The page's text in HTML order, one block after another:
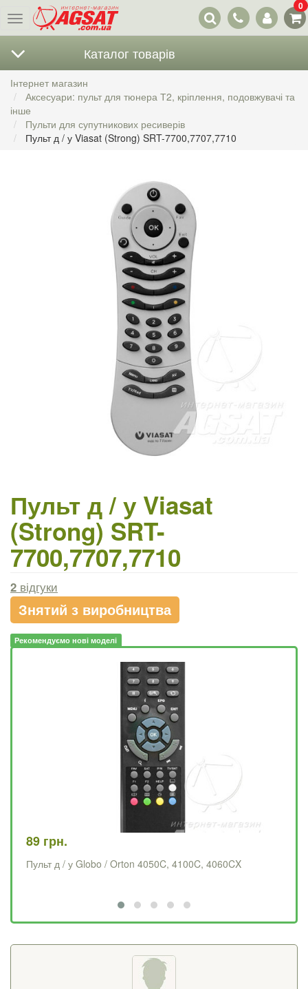
Меню
Наші
контакти
0
Каталог товарів
Інтернет магазин
Аксесуари: пульт для тюнера Т2, кріплення, подовжувачі та
інше
Пульти для супутникових ресиверів
Пульт д / у Viasat (Strong) SRT-7700,7707,7710
Пульт д / у Viasat
(Strong) SRT-
7700,7707,7710
2 відгуки
Знятий з виробництва
Рекомендуємо нові моделі
89 грн.
Пульт д / у Globo / Orton 4050C, 4100C, 4060CX